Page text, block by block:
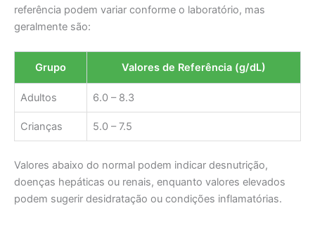
referência podem variar conforme o laboratório, mas
geralmente são:
Grupo Valores de Referência (g/dL)
Adultos 6.0 – 8.3
Crianças 5.0 – 7.5
Valores abaixo do normal podem indicar desnutrição,
doenças hepáticas ou renais, enquanto valores elevados
podem sugerir desidratação ou condições inflamatórias.